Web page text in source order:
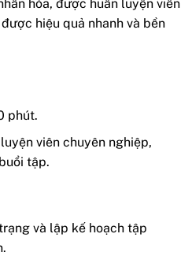
hóa, được huấn luyện viên
hiệu quả nhanh và bền
phút.
viên chuyên nghiệp,
tập.
và lập kế hoạch tập